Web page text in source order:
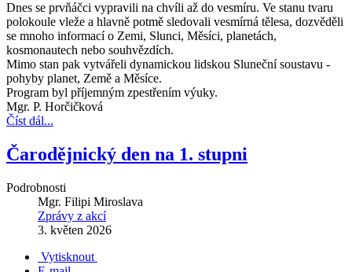
Dnes se prvňáčci vypravili na chvíli až do vesmíru. Ve stanu tvaru
polokoule vleže a hlavně potmě sledovali vesmírná tělesa, dozvěděli
se mnoho informací o Zemi, Slunci, Měsíci, planetách,
kosmonautech nebo souhvězdích.
Mimo stan pak vytvářeli dynamickou lidskou Sluneční soustavu -
pohyby planet, Země a Měsíce.
Program byl příjemným zpestřením výuky.
Mgr. P. Horčičková
Číst dál...
Čarodějnický den na 1. stupni
Podrobnosti
Mgr. Filipi Miroslava
Zprávy z akcí
3. květen 2026
Vytisknout